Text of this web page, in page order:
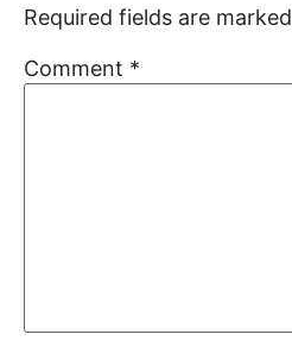
Required fields are marked
Comment *